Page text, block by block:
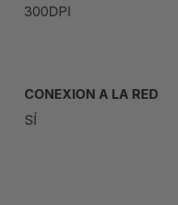
300DPI
CONEXION A LA RED
SÍ